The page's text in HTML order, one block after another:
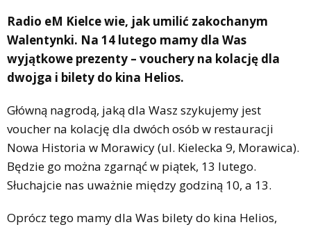
Radio eM Kielce wie, jak umilić zakochanym
Walentynki. Na 14 lutego mamy dla Was
wyjątkowe prezenty – vouchery na kolację dla
dwojga i bilety do kina Helios.
Główną nagrodą, jaką dla Wasz szykujemy jest
voucher na kolację dla dwóch osób w restauracji
Nowa Historia w Morawicy (ul. Kielecka 9, Morawica).
Będzie go można zgarnąć w piątek, 13 lutego.
Słuchajcie nas uważnie między godziną 10, a 13.
Oprócz tego mamy dla Was bilety do kina Helios,